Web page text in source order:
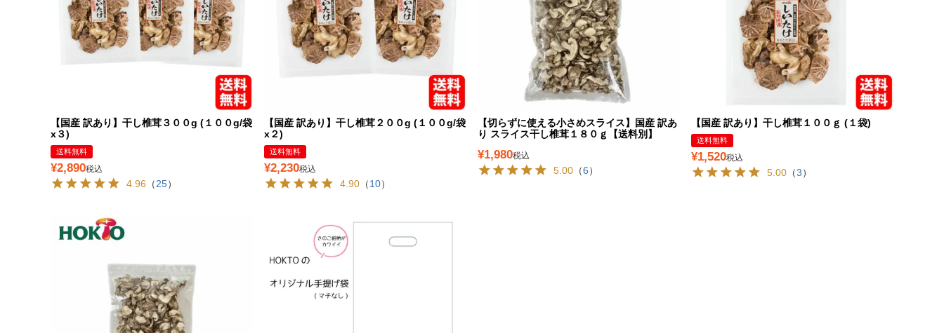
【国産 訳あり】干し椎茸３００g (１００g/袋
x３)
送料無料
¥2,890税込
4.96 （25）
【国産 訳あり】干し椎茸２００g (１００g/袋
x２)
送料無料
¥2,230税込
4.90 （10）
【切らずに使える小さめスライス】国産 訳あ
り スライス干し椎茸１８０ｇ【送料別】
¥1,980税込
5.00 （6）
【国産 訳あり】干し椎茸１００ｇ (１袋)
送料無料
¥1,520税込
5.00 （3）